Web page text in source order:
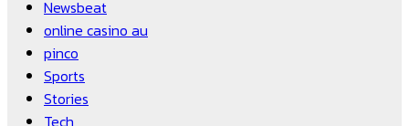
Newsbeat
online casino au
pinco
Sports
Stories
Tech